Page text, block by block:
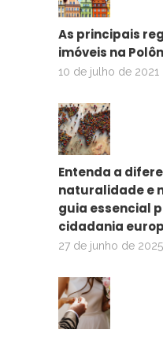
As principais
imóveis na
10 de julho de 2021
Entenda a
naturalidade e
guia essencial
cidadania
27 de junho de 2025